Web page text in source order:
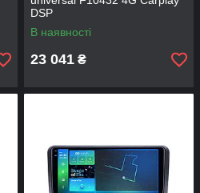
DSP
В наявності
23 041 ₴